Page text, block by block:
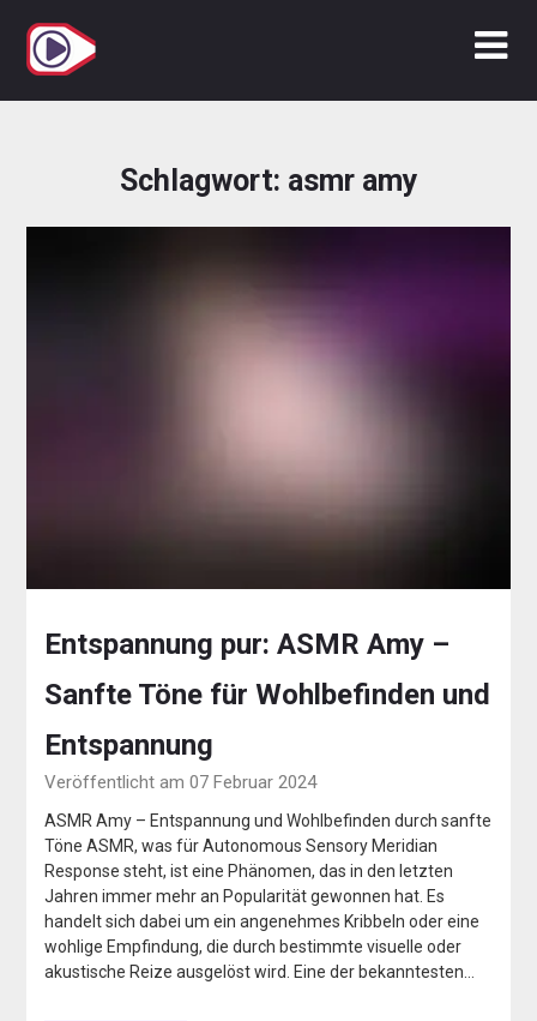
Inhalt
springen
Schlagwort: asmr amy
Entspannung pur: ASMR Amy –
Sanfte Töne für Wohlbefinden und
Entspannung
Veröffentlicht am 07 Februar 2024
ASMR Amy – Entspannung und Wohlbefinden durch sanfte
Töne ASMR, was für Autonomous Sensory Meridian
Response steht, ist eine Phänomen, das in den letzten
Jahren immer mehr an Popularität gewonnen hat. Es
handelt sich dabei um ein angenehmes Kribbeln oder eine
wohlige Empfindung, die durch bestimmte visuelle oder
akustische Reize ausgelöst wird. Eine der bekanntesten…